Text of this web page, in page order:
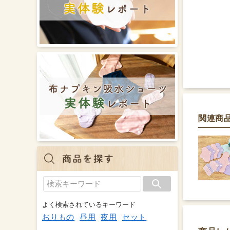
関連商
よく検索されているキーワード
おりもの 昼用 夜用 セット